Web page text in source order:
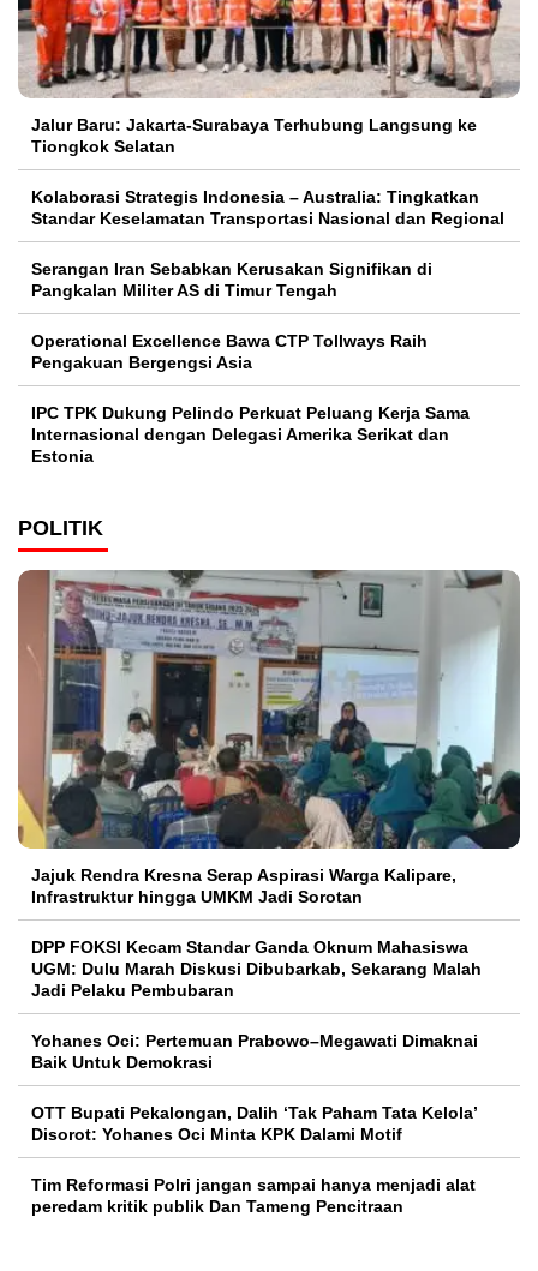
Jalur Baru: Jakarta-Surabaya Terhubung Langsung ke
Tiongkok Selatan
Kolaborasi Strategis Indonesia – Australia: Tingkatkan
Standar Keselamatan Transportasi Nasional dan Regional
Serangan Iran Sebabkan Kerusakan Signifikan di
Pangkalan Militer AS di Timur Tengah
Operational Excellence Bawa CTP Tollways Raih
Pengakuan Bergengsi Asia
IPC TPK Dukung Pelindo Perkuat Peluang Kerja Sama
Internasional dengan Delegasi Amerika Serikat dan
Estonia
POLITIK
Jajuk Rendra Kresna Serap Aspirasi Warga Kalipare,
Infrastruktur hingga UMKM Jadi Sorotan
DPP FOKSI Kecam Standar Ganda Oknum Mahasiswa
UGM: Dulu Marah Diskusi Dibubarkab, Sekarang Malah
Jadi Pelaku Pembubaran
Yohanes Oci: Pertemuan Prabowo–Megawati Dimaknai
Baik Untuk Demokrasi
OTT Bupati Pekalongan, Dalih ‘Tak Paham Tata Kelola’
Disorot: Yohanes Oci Minta KPK Dalami Motif
Tim Reformasi Polri jangan sampai hanya menjadi alat
peredam kritik publik Dan Tameng Pencitraan